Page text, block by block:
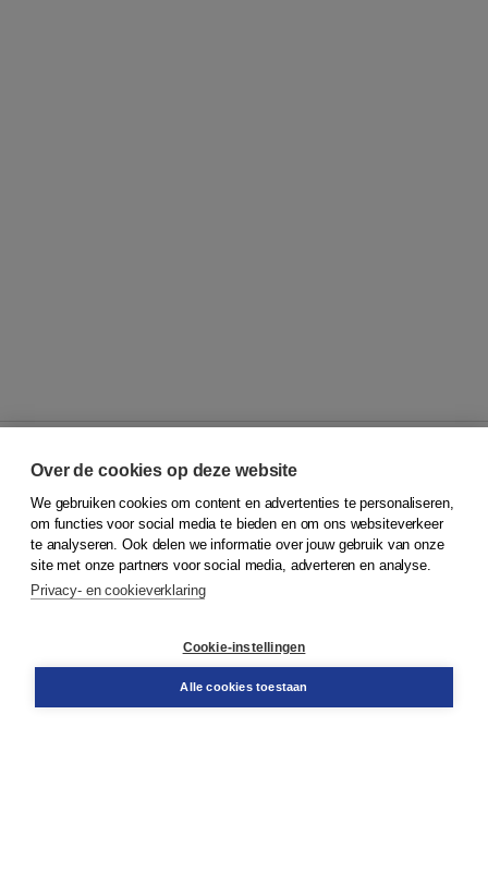
© 2026Koninklijke Boom uitgevers
Klantenservice
Service & informatie
Contact
Over de cookies op deze website
We gebruiken cookies om content en advertenties te personaliseren,
om functies voor social media te bieden en om ons websiteverkeer
te analyseren. Ook delen we informatie over jouw gebruik van onze
site met onze partners voor social media, adverteren en analyse.
Privacy- en cookieverklaring
Cookie-instellingen
Alle cookies toestaan